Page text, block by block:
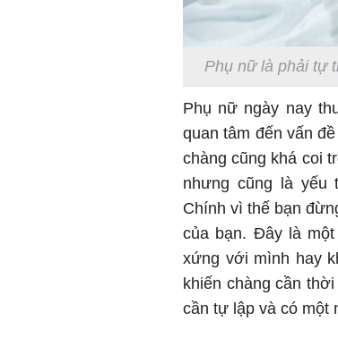
Phụ nữ là phải tự
Phụ nữ ngày nay
quan tâm đến vấn
chàng cũng khá coi
nhưng cũng là yếu
Chính vì thế bạn
của bạn. Đây là
xứng với mình hay
khiến chàng cần
cần tự lập và có một